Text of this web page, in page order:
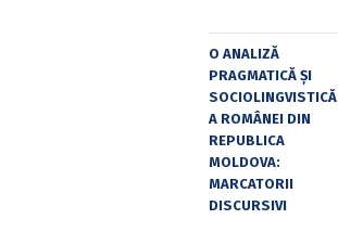
O ANALIZĂ
PRAGMATICĂ ȘI
SOCIOLINGVISTICĂ
A ROMÂNEI DIN
REPUBLICA
MOLDOVA:
MARCATORII
DISCURSIVI